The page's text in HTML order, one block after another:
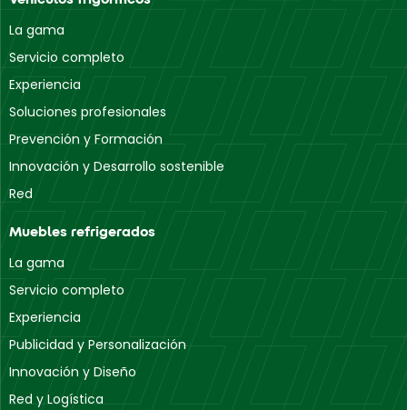
La gama
Servicio completo
Experiencia
Soluciones profesionales
Prevención y Formación
Innovación y Desarrollo sostenible
Red
Muebles refrigerados
La gama
Servicio completo
Experiencia
Publicidad y Personalización
Innovación y Diseño
Red y Logística